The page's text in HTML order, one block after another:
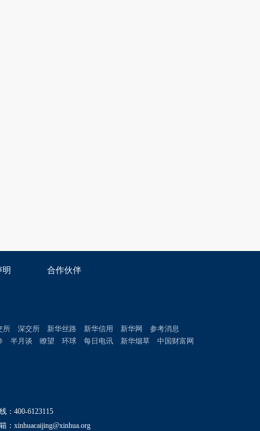
明 合作伙伴
所 深交所 新华丝路 新华信用 新华网
参考消息
半月谈 瞭望 环球 每日电讯 新华烟草
中国财富网
：400-6123115
：xinhuacaijing@xinhua.org